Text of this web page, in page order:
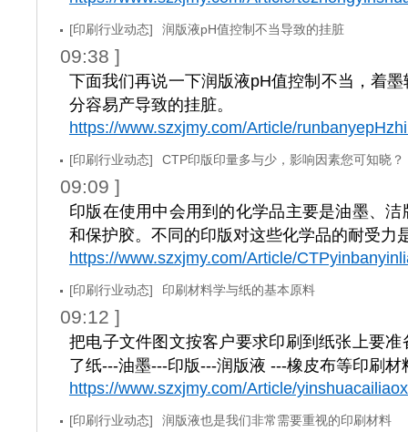
[印刷行业动态] 润版液pH值控制不当导致的挂脏
09:38 ]
下面我们再说一下润版液pH值控制不当，着
分容易产导致的挂脏。
https://www.szxjmy.com/Article/
[印刷行业动态] CTP印版印量多与少，影响因素您可知晓？
09:09 ]
印版在使用中会用到的化学品主要是油墨、
和保护胶。不同的印版对这些化学品的耐受力
https://www.szxjmy.com/Article/
[印刷行业动态] 印刷材料学与纸的基本原料
09:12 ]
把电子文件图文按客户要求印刷到纸张上要
了纸---油墨---印版---润版液 ---橡皮布等印刷材
https://www.szxjmy.com/Article/
[印刷行业动态] 润版液也是我们非常需要重视的印刷材料